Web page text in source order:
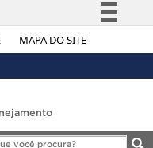
MAPA DO SITE
Simplifique!
Acesso à informação
Legislação